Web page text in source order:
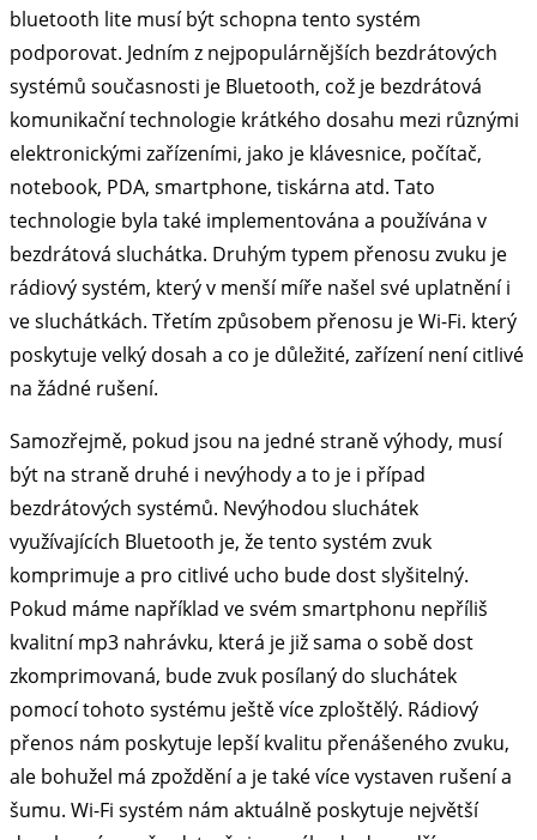
bluetooth lite musí být schopna tento systém
podporovat. Jedním z nejpopulárnějších bezdrátových
systémů současnosti je Bluetooth, což je bezdrátová
komunikační technologie krátkého dosahu mezi různými
elektronickými zařízeními, jako je klávesnice, počítač,
notebook, PDA, smartphone, tiskárna atd. Tato
technologie byla také implementována a používána v
bezdrátová sluchátka. Druhým typem přenosu zvuku je
rádiový systém, který v menší míře našel své uplatnění i
ve sluchátkách. Třetím způsobem přenosu je Wi-Fi. který
poskytuje velký dosah a co je důležité, zařízení není citlivé
na žádné rušení.
Samozřejmě, pokud jsou na jedné straně výhody, musí
být na straně druhé i nevýhody a to je i případ
bezdrátových systémů. Nevýhodou sluchátek
využívajících Bluetooth je, že tento systém zvuk
komprimuje a pro citlivé ucho bude dost slyšitelný.
Pokud máme například ve svém smartphonu nepříliš
kvalitní mp3 nahrávku, která je již sama o sobě dost
zkomprimovaná, bude zvuk posílaný do sluchátek
pomocí tohoto systému ještě více zploštělý. Rádiový
přenos nám poskytuje lepší kvalitu přenášeného zvuku,
ale bohužel má zpoždění a je také více vystaven rušení a
šumu. Wi-Fi systém nám aktuálně poskytuje největší